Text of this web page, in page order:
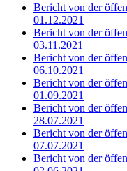
Bericht von der
01.12.2021
Bericht von der
03.11.2021
Bericht von der
06.10.2021
Bericht von der
01.09.2021
Bericht von der
28.07.2021
Bericht von der
07.07.2021
Bericht von der